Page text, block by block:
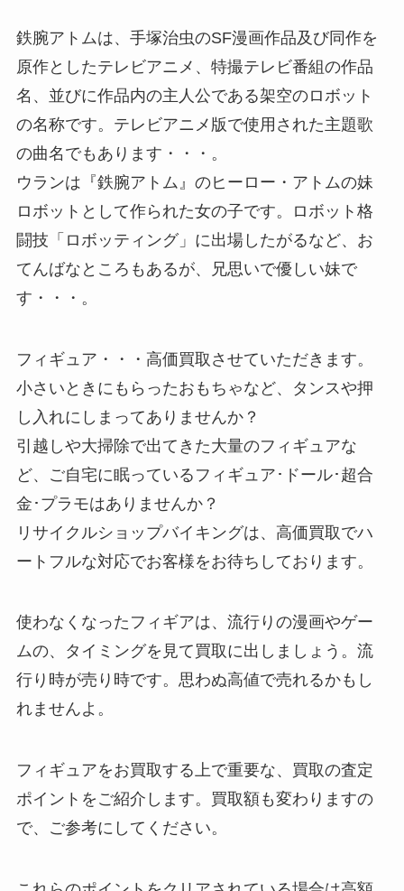
鉄腕アトムは、手塚治虫のSF漫画作品及び同作を
原作としたテレビアニメ、特撮テレビ番組の作品
名、並びに作品内の主人公である架空のロボット
の名称です。テレビアニメ版で使用された主題歌
の曲名でもあります・・・。
ウランは『鉄腕アトム』のヒーロー・アトムの妹
ロボットとして作られた女の子です。ロボット格
闘技「ロボッティング」に出場したがるなど、お
てんばなところもあるが、兄思いで優しい妹で
す・・・。
フィギュア・・・高価買取させていただきます。
小さいときにもらったおもちゃなど、タンスや押
し入れにしまってありませんか？
引越しや大掃除で出てきた大量のフィギュアな
ど、ご自宅に眠っているフィギュア･ドール･超合
金･プラモはありませんか？
リサイクルショップバイキングは、高価買取でハ
ートフルな対応でお客様をお待ちしております。
使わなくなったフィギアは、流行りの漫画やゲー
ムの、タイミングを見て買取に出しましょう。流
行り時が売り時です。思わぬ高値で売れるかもし
れませんよ。
フィギュアをお買取する上で重要な、買取の査定
ポイントをご紹介します。買取額も変わりますの
で、ご参考にしてください。